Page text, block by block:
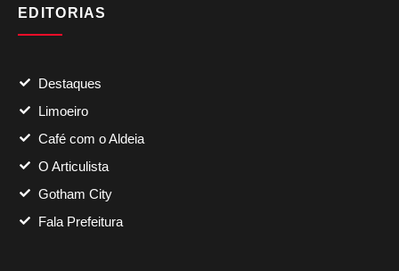
EDITORIAS
Destaques
Limoeiro
Café com o Aldeia
O Articulista
Gotham City
Fala Prefeitura